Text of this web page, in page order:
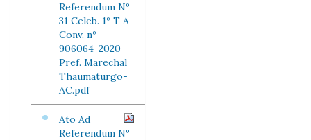
Referendum Nº
31 Celeb. 1º T A
Conv. nº
906064-2020
Pref. Marechal
Thaumaturgo-
AC.pdf
Ato Ad
Referendum Nº